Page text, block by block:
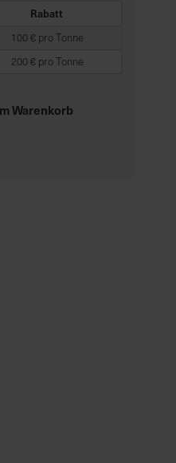
Rabatt
100 € pro Tonne
200 € pro Tonne
Warenkorb